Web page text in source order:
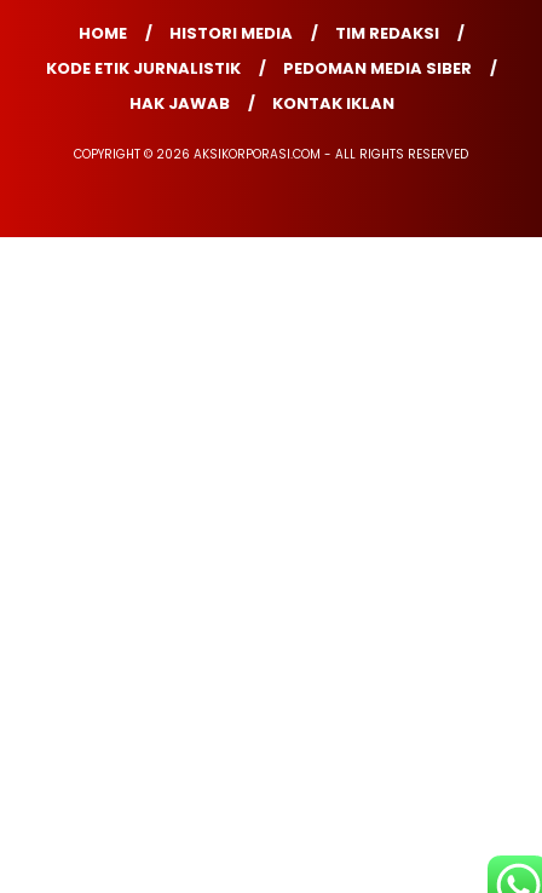
HOME HISTORI MEDIA
TIM REDAKSI
KODE ETIK JURNALISTIK
PEDOMAN MEDIA SIBER
HAK JAWAB
KONTAK IKLAN
COPYRIGHT © 2026 AKSIKORPORASI.COM - ALL RIGHTS RESERVED